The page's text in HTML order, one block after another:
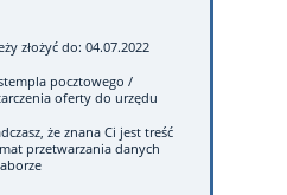
złożyć do: 04.07.2022
pocztowego /
oferty do urzędu
że znana Ci jest treść
przetwarzania danych